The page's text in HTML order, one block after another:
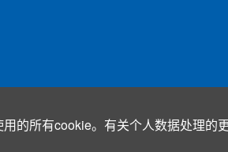
的所有cookie。有关个人数据处理的
号-5 沪公网安备 31011502019979号